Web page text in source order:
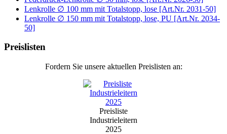
Lenkrolle ∅ 100 mm mit Totalstopp, lose [Art.Nr. 2031-50]
Lenkrolle ∅ 150 mm mit Totalstopp, lose, PU [Art.Nr. 2034-
50]
Preislisten
Fordern Sie unsere aktuellen Preislisten an:
Preisliste
Industrieleitern
2025